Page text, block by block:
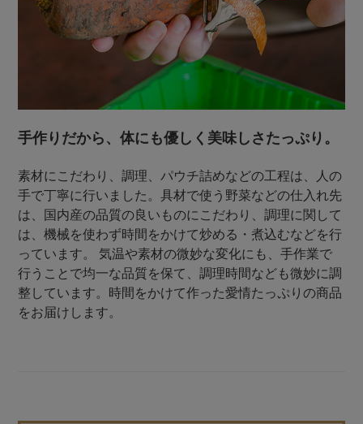
手作りだから、体にも優しく美味しさたっぷり。
素材にこだわり、調理、パウチ詰めなどの工程は、人の
手で丁寧に行いました。具材で使う野菜などの仕入れ先
は、国内産の品質の良いものにこだわり、調理に関して
は、機械を使わず時間をかけて炒める・煮込むなどを行
っています。 気温や素材の微妙な変化にも、手作業で
行うことで均一な品質を保て、調理時間なども微妙に調
整しています。時間をかけて作った愛情たっぷりの商品
をお届けします。